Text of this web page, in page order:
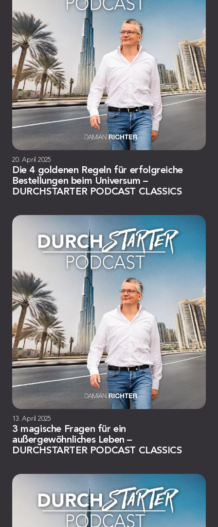
20. April 2025
Die 4 goldenen Regeln für erfolgreiche
Bestellungen beim Universum –
DURCHSTARTER PODCAST CLASSICS
13. April 2025
3 magische Fragen für ein
außergewöhnliches Leben –
DURCHSTARTER PODCAST CLASSICS